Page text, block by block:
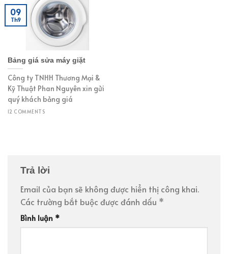
Bảng giá sửa máy giặt
Công ty TNHH Thương Mại &
Kỹ Thuật Phan Nguyên xin gửi
quý khách bảng giá
12 COMMENTS
09
Th9
Trả lời
Email của bạn sẽ không được hiển thị công khai.
Các trường bắt buộc được đánh dấu *
Bình luận *